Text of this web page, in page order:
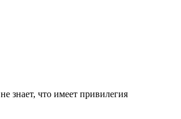
знает, что имеет привилегия